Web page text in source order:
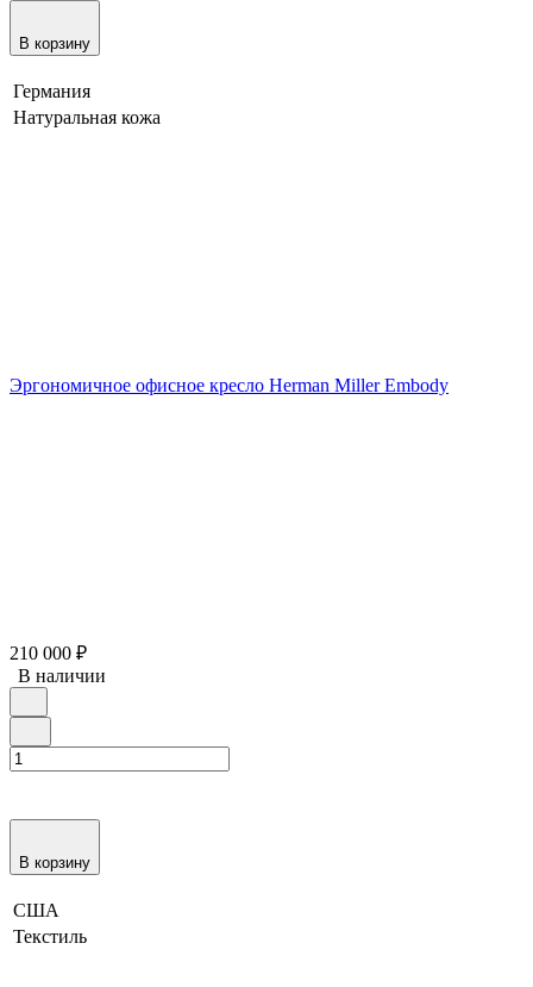
В корзину
Германия
Натуральная кожа
Эргономичное офисное кресло Herman Miller Embody
210 000 ₽
В наличии
В корзину
США
Текстиль